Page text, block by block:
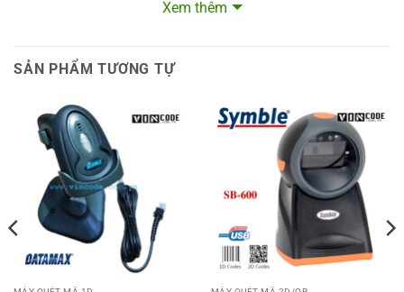
khỏe, bán lẻ và thậm chí cả trong các mô hình giặt ủi. Sản
dõi tồn kho hiệu quả và nâng cao chất lượng dịch vụ khách
hàng. Sự ổn định lâu dài và tuổi thọ cao của thiết bị tạo
điều kiện cho người dùng vận hành liên tục và an tâm.
Tối ưu đầu tư cùng Argox AR-3100
Là lựa chọn hàng đầu trong phân khúc máy quét mã vạch
tầm trung, Argox AR-3100 đem lại hiệu quả kinh tế cao nhờ
thiết kế hướng đến sự bền bỉ và dễ sử dụng. Người dùng
Xem thêm
SẢN PHẨM TƯƠNG TỰ